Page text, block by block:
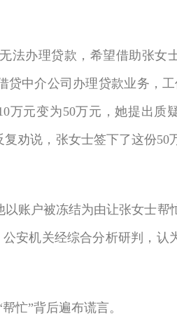
办理贷款，希望借助张女
贷中介公司办理贷款业务，
万元变为50万元，她提出质
劝说，张女士签下了这份50
账户被冻结为由让张女士帮
安机关经综合分析研判，认
忙”背后遍布谎言。